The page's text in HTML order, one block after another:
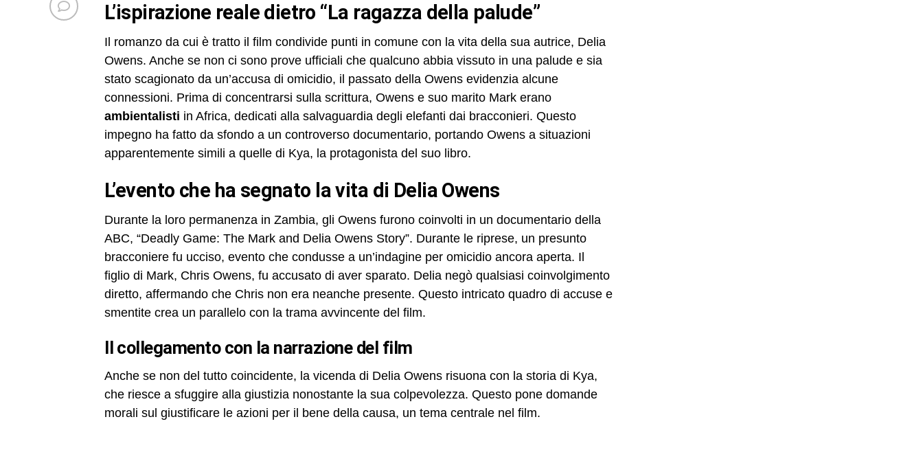
L’ispirazione reale dietro “La ragazza della palude”
Il romanzo da cui è tratto il film condivide punti in comune con la vita della sua autrice, Delia
Owens. Anche se non ci sono prove ufficiali che qualcuno abbia vissuto in una palude e sia
stato scagionato da un’accusa di omicidio, il passato della Owens evidenzia alcune
connessioni. Prima di concentrarsi sulla scrittura, Owens e suo marito Mark erano
ambientalisti in Africa, dedicati alla salvaguardia degli elefanti dai bracconieri. Questo
impegno ha fatto da sfondo a un controverso documentario, portando Owens a situazioni
apparentemente simili a quelle di Kya, la protagonista del suo libro.
L’evento che ha segnato la vita di Delia Owens
Durante la loro permanenza in Zambia, gli Owens furono coinvolti in un documentario della
ABC, “Deadly Game: The Mark and Delia Owens Story”. Durante le riprese, un presunto
bracconiere fu ucciso, evento che condusse a un’indagine per omicidio ancora aperta. Il
figlio di Mark, Chris Owens, fu accusato di aver sparato. Delia negò qualsiasi coinvolgimento
diretto, affermando che Chris non era neanche presente. Questo intricato quadro di accuse e
smentite crea un parallelo con la trama avvincente del film.
Il collegamento con la narrazione del film
Anche se non del tutto coincidente, la vicenda di Delia Owens risuona con la storia di Kya,
che riesce a sfuggire alla giustizia nonostante la sua colpevolezza. Questo pone domande
morali sul giustificare le azioni per il bene della causa, un tema centrale nel film.